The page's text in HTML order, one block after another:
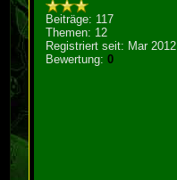
Beiträge: 117
Themen: 12
Registriert seit: Mar 2012
Bewertung:0